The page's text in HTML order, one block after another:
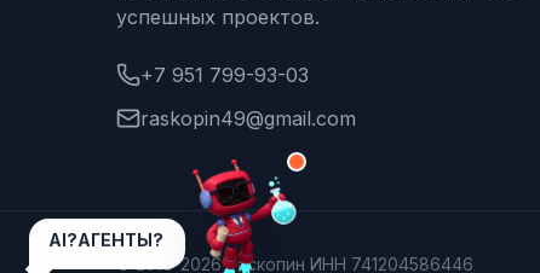
успешных проектов.
+7 951 799-93-03
raskopin49@gmail.com
© 2018-2026 Раскопин ИНН 741204586446
AI?АГЕНТЫ?